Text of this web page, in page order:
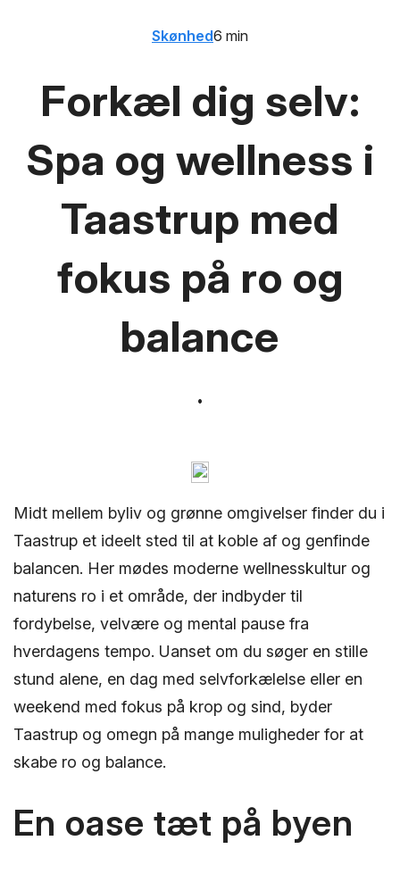
Forkæl dig selv:
Spa og wellness i
Taastrup med
fokus på ro og
balance
Skønhed6 min
Midt mellem byliv og grønne omgivelser finder du i
Taastrup et ideelt sted til at koble af og genfinde
balancen. Her mødes moderne wellnesskultur og
naturens ro i et område, der indbyder til
fordybelse, velvære og mental pause fra
hverdagens tempo. Uanset om du søger en stille
stund alene, en dag med selvforkælelse eller en
weekend med fokus på krop og sind, byder
Taastrup og omegn på mange muligheder for at
skabe ro og balance.
En oase tæt på byen